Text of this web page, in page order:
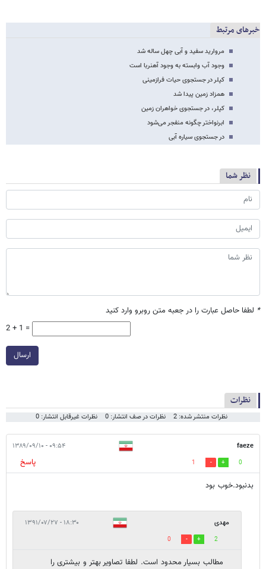
خبرهای مرتبط
مروارید سفید و آبی چهل ساله شد
وجود آب وابسته به وجود آهنربا است
کپلر در جستجوی حیات فرازمینی
همزاد زمین پیدا شد
کپلر، در جستجوی خواهران زمین
ابرنواختر چگونه منفجر می‌شود
در جستجوی سیاره آبی
نظر شما
* لطفا حاصل عبارت را در جعبه متن روبرو وارد کنید
2 + 1 =
ارسال
نظرات
نظرات منتشر شده: 2 نظرات در صف انتشار: 0 نظرات غیرقابل انتشار: 0
faeze ۰۹:۵۴ - ۱۳۸۹/۰۹/۱۰
0
1
پاسخ
بدنبود.خوب بود
مهدی ۱۸:۳۰ - ۱۳۹۱/۰۷/۲۷
2
0
مطالب بسیار محدود است. لطفا تصاویر بهتر و بیشتری را